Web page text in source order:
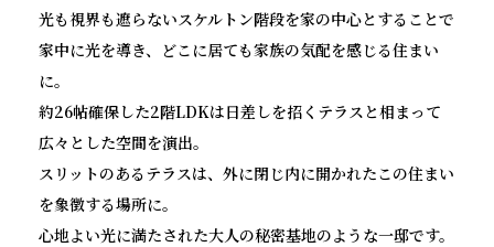
光も視界も遮らないスケルトン階段を家の中心とすることで
家中に光を導き、どこに居ても家族の気配を感じる住まい
に。
約26帖確保した2階LDKは日差しを招くテラスと相まって
広々とした空間を演出。
スリットのあるテラスは、外に閉じ内に開かれたこの住まい
を象徴する場所に。
心地よい光に満たされた大人の秘密基地のような一邸です。